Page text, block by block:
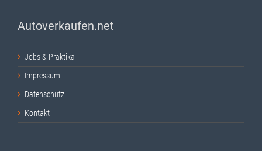
Autoverkaufen.net
Jobs & Praktika
Impressum
Datenschutz
Kontakt